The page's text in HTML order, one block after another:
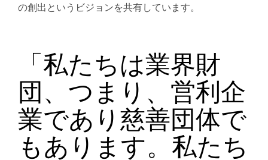
の創出というビジョンを共有しています。
「私たちは業界財
団、つまり、営利企
業であり慈善団体で
もあります。私たち